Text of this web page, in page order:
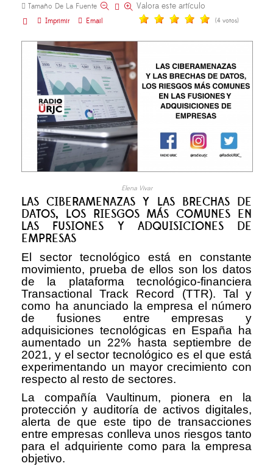
Tamaño De La Fuente
Imprimir
Email
Valora este artículo
(4 votos)
Elena Vivar
LAS CIBERAMENAZAS Y LAS BRECHAS DE
DATOS, LOS RIESGOS MÁS COMUNES EN
LAS FUSIONES Y ADQUISICIONES DE
EMPRESAS
El sector tecnológico está en constante
movimiento, prueba de ellos son los datos
de la plataforma tecnológico-financiera
Transactional Track Record (TTR). Tal y
como ha anunciado la empresa el número
de fusiones entre empresas y
adquisiciones tecnológicas en España ha
aumentado un 22% hasta septiembre de
2021, y el sector tecnológico es el que está
experimentando un mayor crecimiento con
respecto al resto de sectores.
La compañía Vaultinum, pionera en la
protección y auditoría de activos digitales,
alerta de que este tipo de transacciones
entre empresas conlleva unos riesgos tanto
para el adquiriente como para la empresa
objetivo.